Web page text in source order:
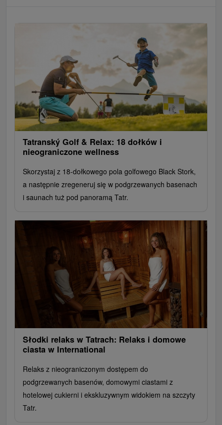
Tatranský Golf & Relax: 18 dołków i
nieograniczone wellness
Skorzystaj z 18-dołkowego pola golfowego Black Stork,
a następnie zregeneruj się w podgrzewanych basenach
i saunach tuż pod panoramą Tatr.
Słodki relaks w Tatrach: Relaks i domowe
ciasta w International
Relaks z nieograniczonym dostępem do
podgrzewanych basenów, domowymi ciastami z
hotelowej cukierni i ekskluzywnym widokiem na szczyty
Tatr.